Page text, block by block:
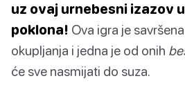
uz ovaj urnebesni izazov
poklona! Ova igra je
okupljanja i jedna je od onih
će sve nasmijati do suza.